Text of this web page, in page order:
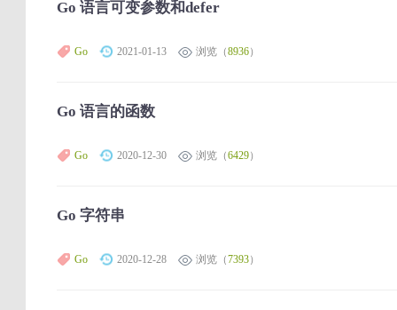
Go 语言可变参数和defer
Go 2021-01-13 浏览（8936）
Go 语言的函数
Go 2020-12-30 浏览（6429）
Go 字符串
Go 2020-12-28 浏览（7393）